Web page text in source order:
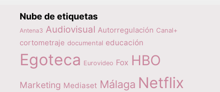
Nube de etiquetas
Antena3 Audiovisual Autorregulación Canal+
cortometraje documental educación
Egoteca Eurovideo Fox HBO
Marketing Mediaset Málaga Netflix